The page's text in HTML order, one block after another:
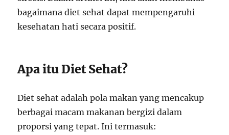
bagaimana diet sehat dapat mempengaruhi
kesehatan hati secara positif.
Apa itu Diet Sehat?
Diet sehat adalah pola makan yang mencakup
berbagai macam makanan bergizi dalam
proporsi yang tepat. Ini termasuk: